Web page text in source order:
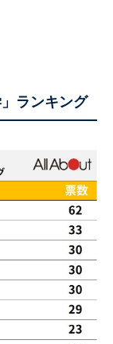
ランキング